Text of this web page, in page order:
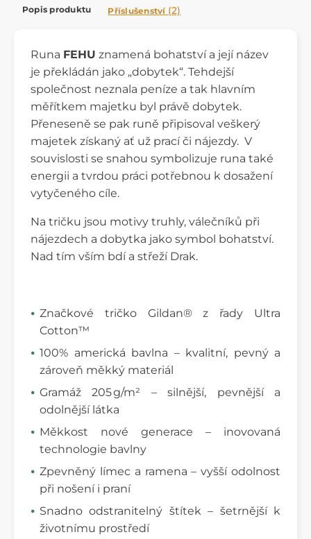
Popis produktu Příslušenství (2)
Runa FEHU znamená bohatství a její název
je překládán jako „dobytek“. Tehdejší
společnost neznala peníze a tak hlavním
měřítkem majetku byl právě dobytek.
Přeneseně se pak runě připisoval veškerý
majetek získaný ať už prací či nájezdy. V
souvislosti se snahou symbolizuje runa také
energii a tvrdou práci potřebnou k dosažení
vytyčeného cíle.
Na tričku jsou motivy truhly, válečníků při
nájezdech a dobytka jako symbol bohatství.
Nad tím vším bdí a střeží Drak.
Značkové tričko Gildan® z řady Ultra
Cotton™
100% americká bavlna – kvalitní, pevný a
zároveň měkký materiál
Gramáž 205 g/m² – silnější, pevnější a
odolnější látka
Měkkost nové generace – inovovaná
technologie bavlny
Zpevněný límec a ramena – vyšší odolnost
při nošení i praní
Snadno odstranitelný štítek – šetrnější k
životnímu prostředí